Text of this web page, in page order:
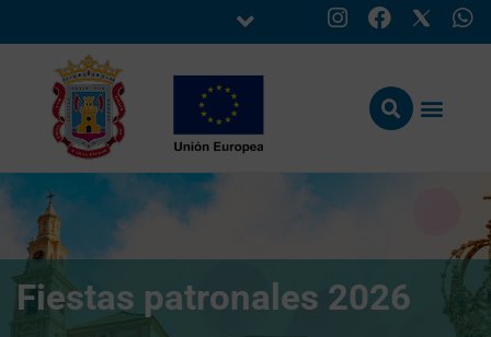
Fiestas patronales 2026